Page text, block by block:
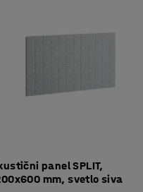
panel SPLIT,
mm, svetlo siva